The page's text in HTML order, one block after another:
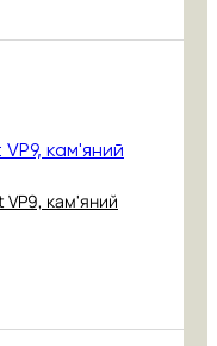
VP9, кам'яний